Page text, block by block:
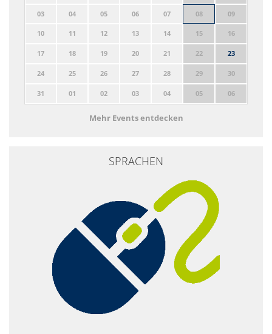
03 04 05 06 07 08 09
10 11 12 13 14 15 16
17 18 19 20 21 22 23
24 25 26 27 28 29 30
31 01 02 03 04 05 06
Mehr Events entdecken
SPRACHEN